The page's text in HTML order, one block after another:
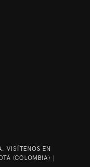
VISÍTENOS EN
(COLOMBIA) |